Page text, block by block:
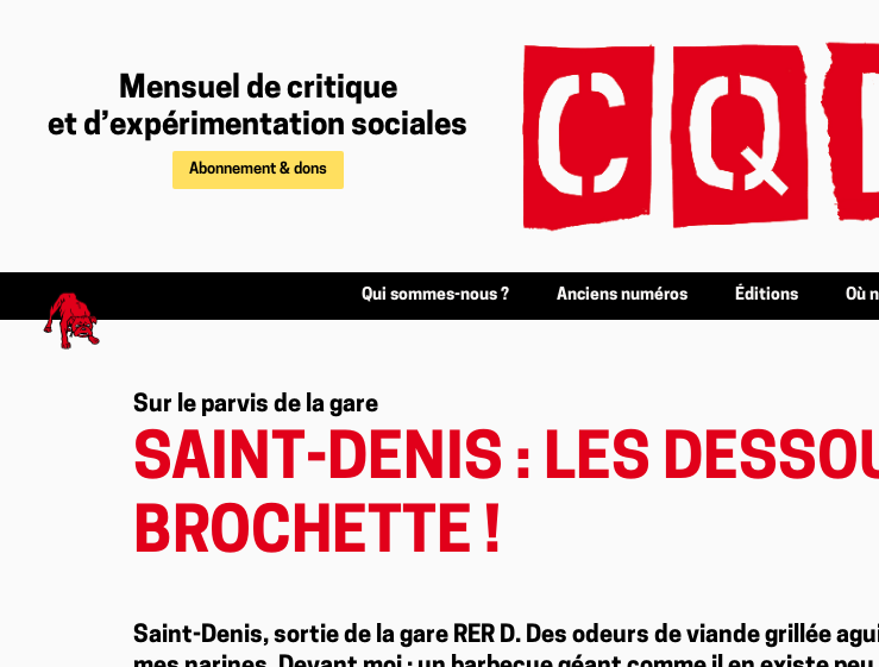
Mensuel de critique
et d’expérimentation sociales
Abonnement & dons
Qui sommes-nous ? Anciens numéros Éditions Où
Sur le parvis de la gare
SAINT-DENIS : LES
BROCHETTE !
Saint-Denis, sortie de la gare RER D. Des odeurs de viande grillée